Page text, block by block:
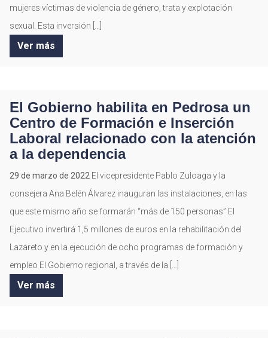
mujeres víctimas de violencia de género, trata y explotación
sexual. Esta inversión […]
Ver más
El Gobierno habilita en Pedrosa un
Centro de Formación e Inserción
Laboral relacionado con la atención
a la dependencia
29 de marzo de 2022 El vicepresidente Pablo Zuloaga y la
consejera Ana Belén Álvarez inauguran las instalaciones, en las
que este mismo año se formarán “más de 150 personas” El
Ejecutivo invertirá 1,5 millones de euros en la rehabilitación del
Lazareto y en la ejecución de ocho programas de formación y
empleo El Gobierno regional, a través de la […]
Ver más